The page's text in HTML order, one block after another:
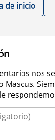
de inicio
nos
Mascus.